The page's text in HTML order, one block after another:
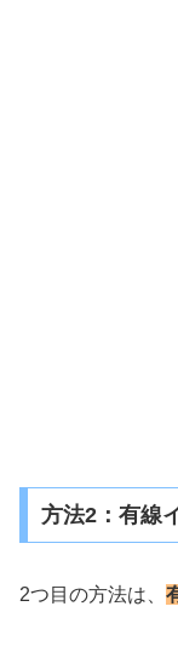
方法2：有線
2つ目の方法は、